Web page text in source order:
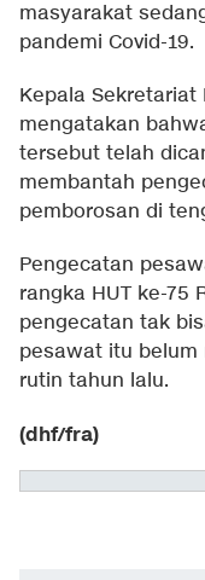
masyarakat
pandemi Covid-19.
Kepala Sekretariat
mengatakan
tersebut telah
membantah
pemborosan di
Pengecatan
rangka HUT ke-75
pengecatan tak
pesawat itu
rutin tahun lalu.
(dhf/fra)